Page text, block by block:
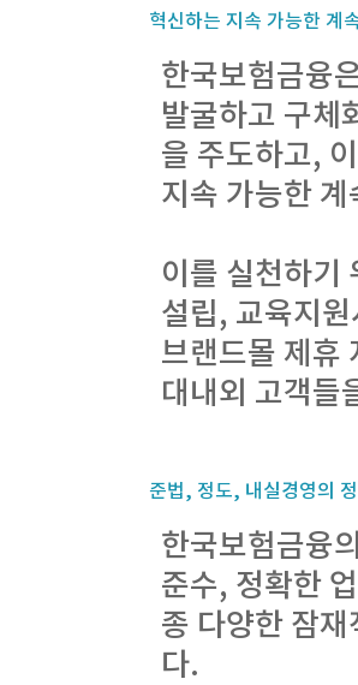
혁신하는 지속 가능한
한국보험금융
발굴하고 구체
을 주도하고,
지속 가능한
이를 실천하기
설립, 교육지
브랜드몰 제휴
대내외 고객들
준법, 정도, 내실경영의
한국보험금융
준수, 정확한
종 다양한 잠
다.